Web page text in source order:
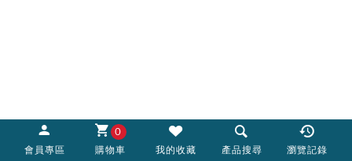
會員專區
0
購物車 我的收藏 產品搜尋 瀏覽記錄